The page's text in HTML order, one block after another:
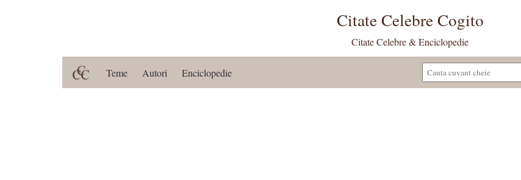
Citate Celebre Cogito
Citate Celebre & Enciclopedie
Teme Autori Enciclopedie